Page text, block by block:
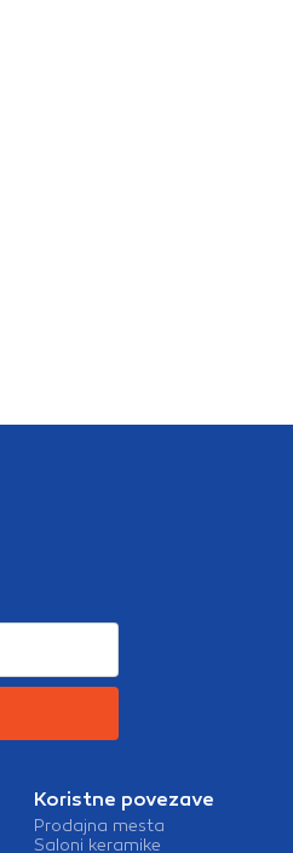
Koristne povezave
Prodajna mesta
Saloni keramike